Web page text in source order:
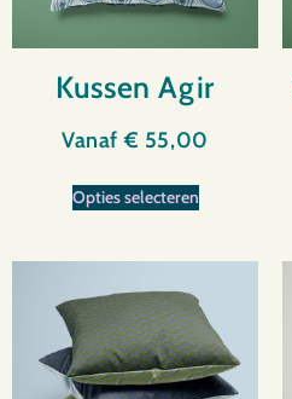
Kussen Agir
Vanaf€ 55,00
Opties selecteren